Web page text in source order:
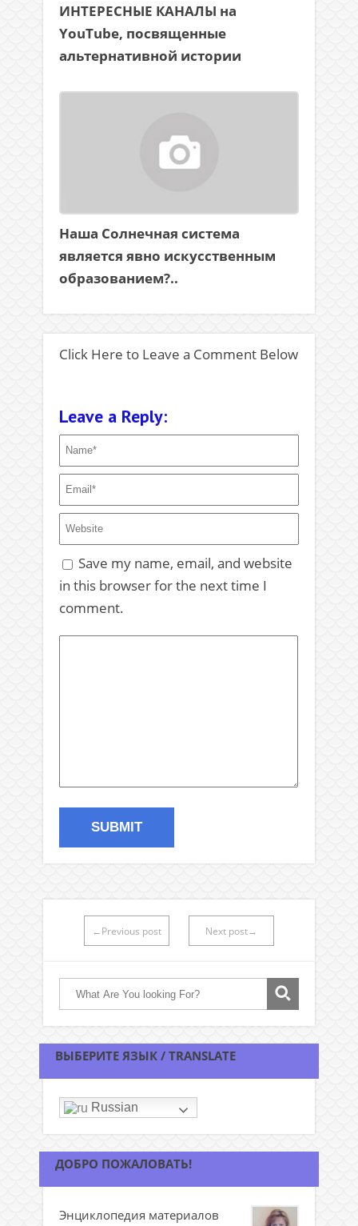
ИНТЕРЕСНЫЕ КАНАЛЫ на
YouTube, посвященные
альтернативной истории
Наша Солнечная система
является явно искусственным
образованием?..
Click Here to Leave a Comment Below
Leave a Reply:
Save my name, email, and website
in this browser for the next time I
comment.
←Previous post Next post→
ВЫБЕРИТЕ ЯЗЫК / TRANSLATE
Russian
ДОБРО ПОЖАЛОВАТЬ!
Энциклопедия материалов